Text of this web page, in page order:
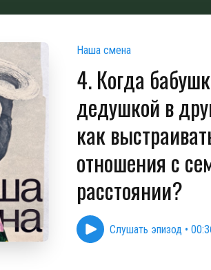
Наша смена
4. Когда
дедушкой в
как
отношения с
расстоянии?
Слушать эпизод •